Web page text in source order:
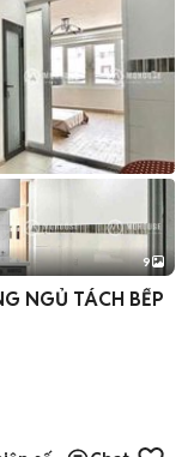
+2
9
NGỦ TÁCH BẾP